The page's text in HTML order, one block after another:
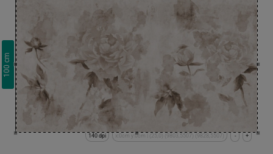
100
cm
+
-
x:0cm y:0cm | (25,0) (9803,5507) (9828,5507)
140 dpi